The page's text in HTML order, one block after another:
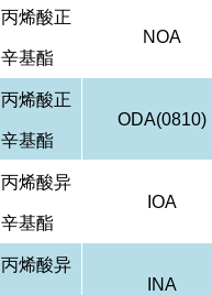
丙烯酸正
辛基酯
NOA
丙烯酸正
辛基酯
ODA(0810)
丙烯酸异
辛基酯
IOA
丙烯酸异
INA